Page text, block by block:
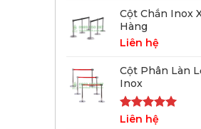
Cột Chắn Inox
Hàng
Liên hệ
Cột Phân Làn
Inox
Được xếp
Liên hệ